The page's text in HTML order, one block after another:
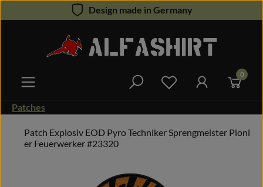
Zum Hauptinhalt springenDesign made in Germany
Du hast 0 0
Patches
Patch Explosiv EOD Pyro Techniker Sprengmeister Pioni
er Feuerwerker #23320